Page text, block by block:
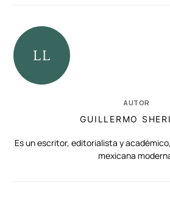
AUTOR
GUILLERMO
Es un escritor, editorialista y
mexicana